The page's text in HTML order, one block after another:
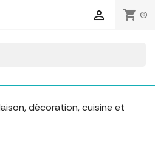
shopping_cart (0)

décoration, cuisine et